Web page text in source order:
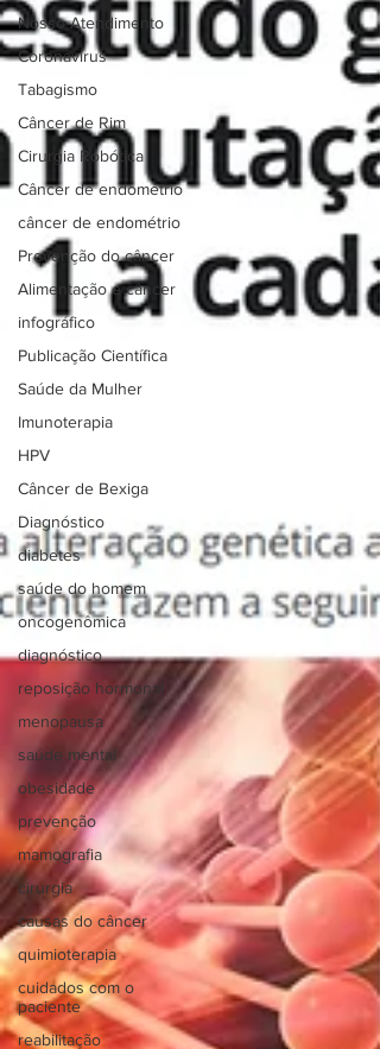
Nosso Atendimento
Coronavírus
Tabagismo
Câncer de Rim
Cirurgia Robótica
Câncer de endométrio
câncer de endométrio
Prevenção do câncer
Alimentação e câncer
infográfico
Publicação Científica
Saúde da Mulher
Imunoterapia
HPV
Câncer de Bexiga
Diagnóstico
diabetes
saúde do homem
oncogenômica
diagnóstico
reposição hormonal
menopausa
saúde mental
obesidade
prevenção
mamografia
cirurgia
causas do câncer
quimioterapia
cuidados com o
paciente
reabilitação